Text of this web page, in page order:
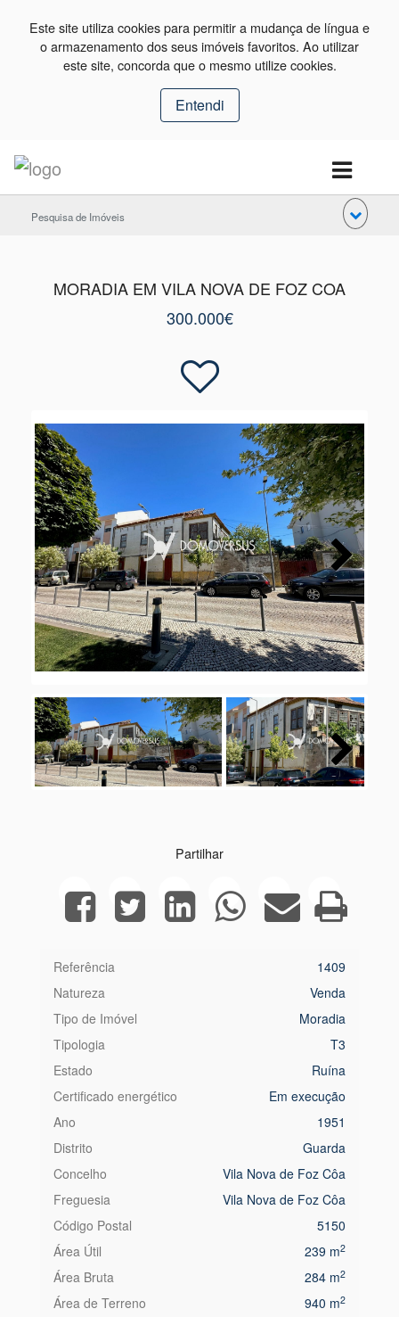
Este site utiliza cookies para permitir a mudança de língua e
o armazenamento dos seus imóveis favoritos. Ao utilizar
este site, concorda que o mesmo utilize cookies.
Entendi
Pesquisa de Imóveis
MORADIA EM VILA NOVA DE FOZ COA
300.000€
Next
Next
Partilhar
Referência
1409
Natureza
Venda
Tipo de Imóvel
Moradia
Tipologia
T3
Estado
Ruína
Certificado energético
Em execução
Ano
1951
Distrito
Guarda
Concelho
Vila Nova de Foz Côa
Freguesia
Vila Nova de Foz Côa
Código Postal
5150
Área Útil
239 m2
Área Bruta 284 m2
Área de Terreno 940 m2